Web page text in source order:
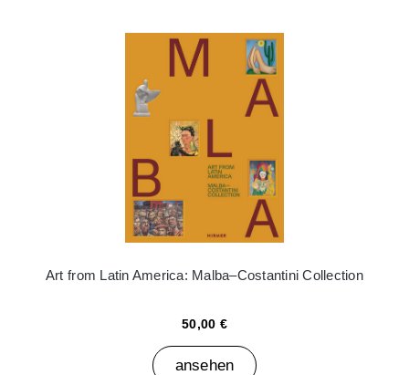
Art from Latin America: Malba–Costantini Collection
50,00 €
ansehen